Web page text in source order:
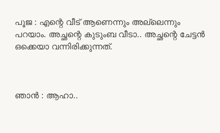
പൂജ : എന്റെ വീട് ആണെന്നും അല്ലെന്നും
പറയാം. അച്ഛന്റെ കുടുംബ വീടാ.. അച്ഛന്റെ ചേട്ടൻ
ഒക്കെയാ വന്നിരിക്കുന്നത്.
ഞാൻ : ആഹാ..